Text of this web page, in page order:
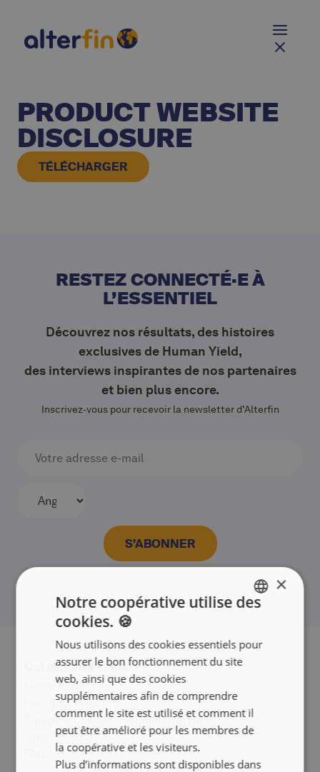
PRODUCT WEBSITE
DISCLOSURE
TÉLÉCHARGER
RESTEZ CONNECTÉ·E À
L’ESSENTIEL
Découvrez nos résultats, des histoires
exclusives de Human Yield,
des interviews inspirantes de nos partenaires
et bien plus encore.
Inscrivez‑vous pour recevoir la newsletter d’Alterfin
Qui sommes-nous
Notre impact
Pourquoi investir
Équipe & Conseil d'Administration
FRANÇAIS
×
Notre coopérative utilise des
cookies. 🍪
Nous utilisons des cookies essentiels pour
assurer le bon fonctionnement du site
web, ainsi que des cookies
supplémentaires afin de comprendre
comment le site est utilisé et comment il
peut être amélioré pour les membres de
la coopérative et les visiteurs.
Plus d’informations sont disponibles dans